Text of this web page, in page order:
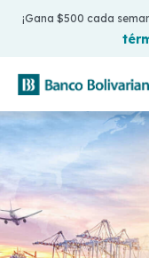
¡Gana $500 cada